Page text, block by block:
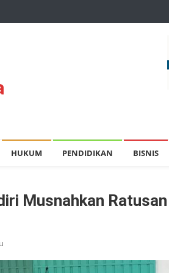
HUKUM PENDIDIKAN BISNIS
Musnahkan